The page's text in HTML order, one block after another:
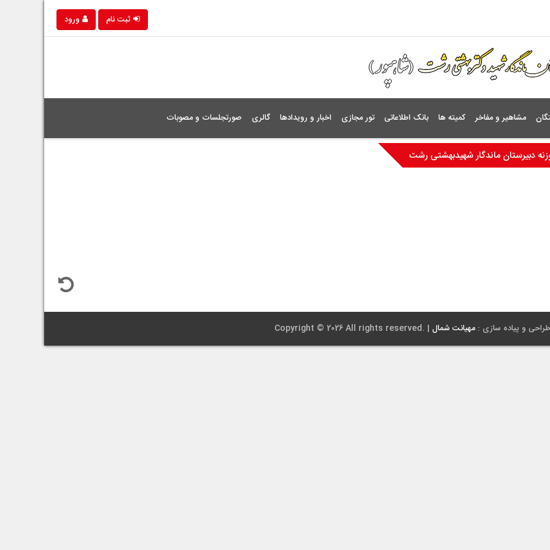
مشاهیر و مفاخر کمیته ها بانک اطلاعاتی تور مجازی اخبار و رویدادها گالری صورتجلسات و مصوبات
دبیرستان ماندگار شهیدبهشتی رشت
Copyright © 2026 All rights reserved. | طراحی و پیاده سازی :مهیانت شمال